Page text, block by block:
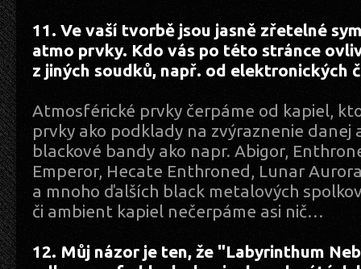
11. Ve vaší tvorbě jsou jasně zřetelné
atmo prvky. Kdo vás po této stránce
z jiných soudků, např. od elektronických
Atmosférické prvky čerpáme od kapiel,
prvky ako podklady na zvýraznenie danej
blackové bandy ako napr. Abigor,
Emperor, Hecate Enthroned, Lunar
a mnoho ďalších black metalových
či ambient kapiel nečerpáme asi nič…
12. Můj názor je ten, že "Labyrinthum